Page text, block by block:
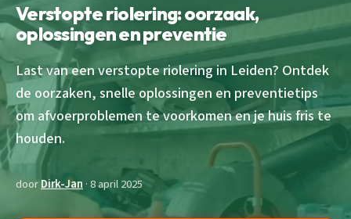
Verstopte riolering: oorzaak,
oplossingen en preventie
Last van een verstopte riolering in Leiden? Ontdek
de oorzaken, snelle oplossingen en preventietips
om afvoerproblemen te voorkomen en je huis fris te
houden.
doorDirk-Jan · 8 april 2025